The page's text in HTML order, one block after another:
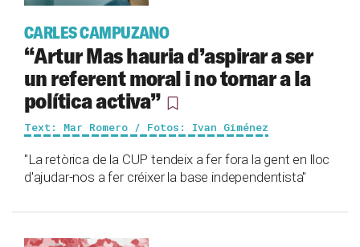
CARLES CAMPUZANO
“Artur Mas hauria d’aspirar a ser
un referent moral i no tornar a la
política activa”
Text: Mar Romero / Fotos: Ivan Giménez
"La retòrica de la CUP tendeix a fer fora la gent en lloc
d'ajudar-nos a fer créixer la base independentista"